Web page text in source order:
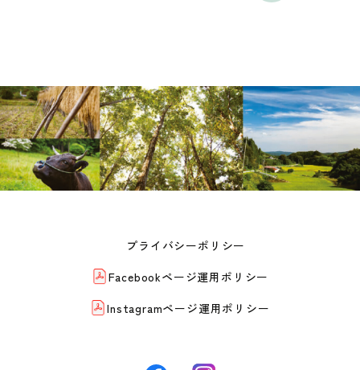
プライバシーポリシー
Facebookページ運用ポリシー
Instagramページ運用ポリシー